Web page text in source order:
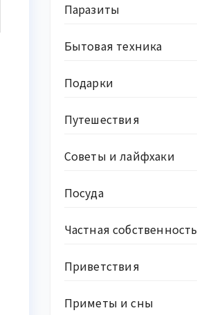
Паразиты
Бытовая техника
Подарки
Путешествия
Советы и лайфхаки
Посуда
Частная собственность
Приветствия
Приметы и сны